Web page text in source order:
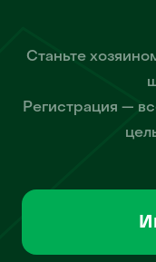
Станьте
Регистрация —